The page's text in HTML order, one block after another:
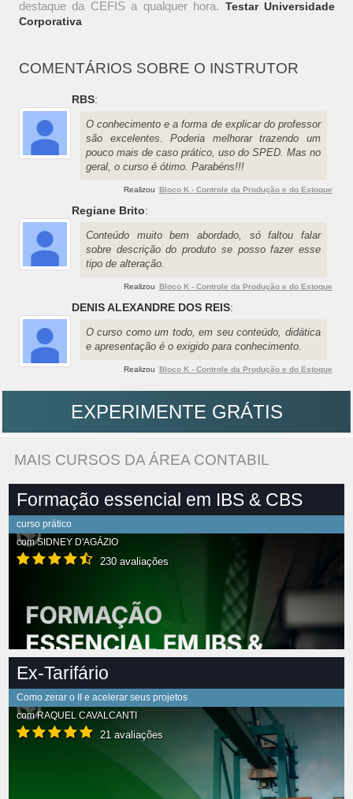
destaque da CEFIS a qualquer hora. Testar Universidade
Corporativa
COMENTÁRIOS SOBRE O INSTRUTOR
RBS:
O conhecimento e a forma de explicar do professor
são excelentes. Poderia melhorar trazendo um
pouco mais de caso prático, uso do SPED. Mas no
geral, o curso é ótimo. Parabéns!!!
Realizou Bloco K - Controle da Produção e do Estoque
Regiane Brito:
Conteúdo muito bem abordado, só faltou falar
sobre descrição do produto se posso fazer esse
tipo de alteração.
Realizou Bloco K - Controle da Produção e do Estoque
DENIS ALEXANDRE DOS REIS:
O curso como um todo, em seu conteúdo, didática
e apresentação é o exigido para conhecimento.
Realizou Bloco K - Controle da Produção e do Estoque
EXPERIMENTE GRÁTIS
MAIS CURSOS DA ÁREA CONTABIL
Formação essencial em IBS & CBS
curso prático
comSIDNEY D'AGÁZIO
230 avaliações
Ex-Tarifário
Como zerar o II e acelerar seus projetos
comRAQUEL CAVALCANTI
21 avaliações